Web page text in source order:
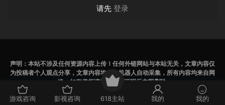
请先 登录
声明：本站不涉及任何资源内容上传！任何外链网站与本站无关，文章内容仅
为投稿者个人观点分享，文章内容均来为机器人自动采集，所有内容均来自网
络，如有侵权请提供相关证明后立即删除
游戏咨询 影视咨询 618主站 我的 我的